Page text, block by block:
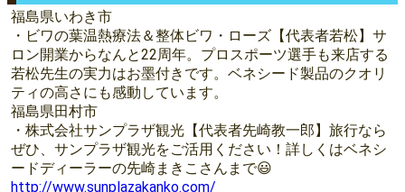
福島県いわき市
・ビワの葉温熱療法＆整体ビワ・ローズ【代表者若松】サ
ロン開業からなんと22周年。プロスポーツ選手も来店する
若松先生の実力はお墨付きです。ベネシード製品のクオリ
ティの高さにも感動しています。
福島県田村市
・株式会社サンプラザ観光【代表者先崎教一郎】旅行なら
ぜひ、サンプラザ観光をご活用ください！詳しくはベネシ
ードディーラーの先崎まきこさんまで😃
http://www.sunplazakanko.com/